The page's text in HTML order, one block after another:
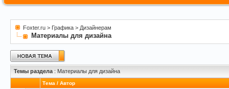
Foxter.ru > Графика > Дизайнерам
Материалы для дизайна
Темы раздела : Материалы для дизайна
Тема / Автор